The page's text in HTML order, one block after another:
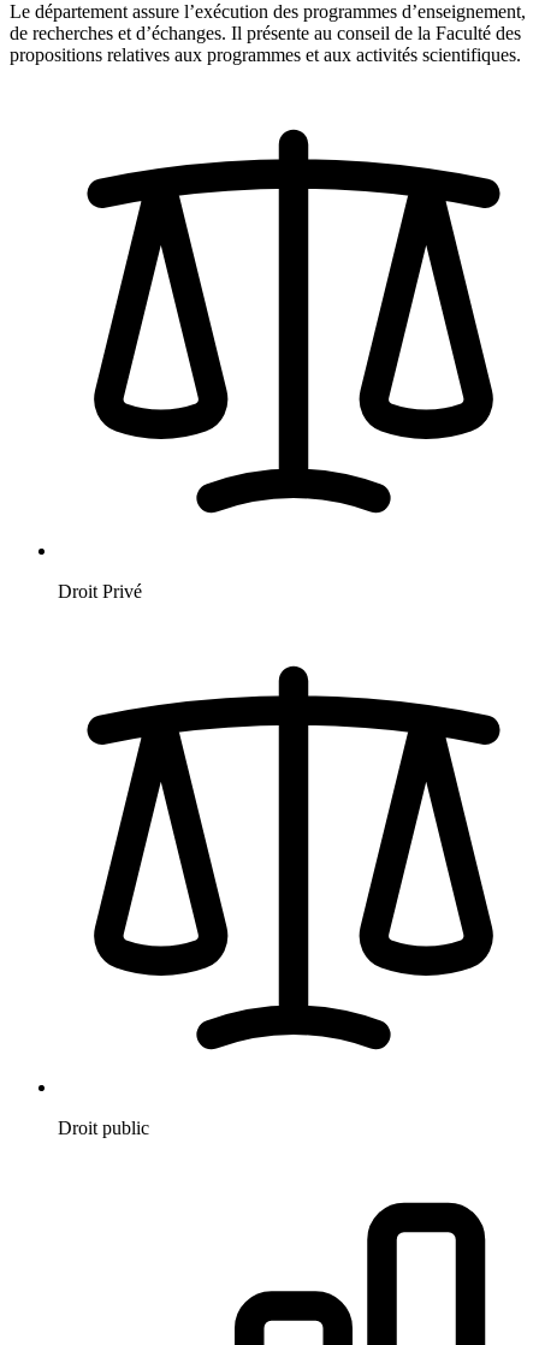
Le département assure l’exécution des programmes d’enseignement,
de recherches et d’échanges. Il présente au conseil de la Faculté des
propositions relatives aux programmes et aux activités scientifiques.
Droit Privé
Droit public